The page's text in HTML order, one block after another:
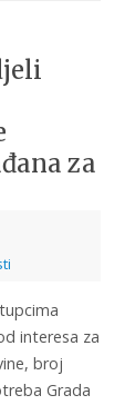
za
interesa za
broj
Grada